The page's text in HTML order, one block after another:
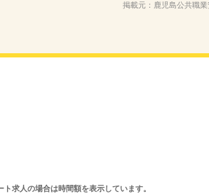
掲載元： 鹿児島公共職
求人の場合は時間額を表示しています。